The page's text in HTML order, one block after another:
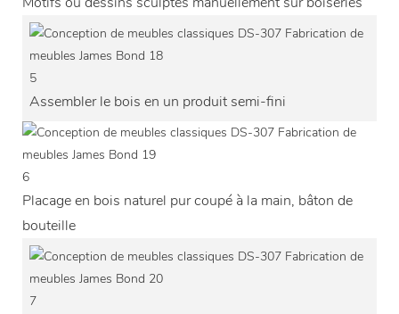
5
Assembler le bois en un produit semi-fini
6
Placage en bois naturel pur coupé à la main, bâton de
bouteille
7